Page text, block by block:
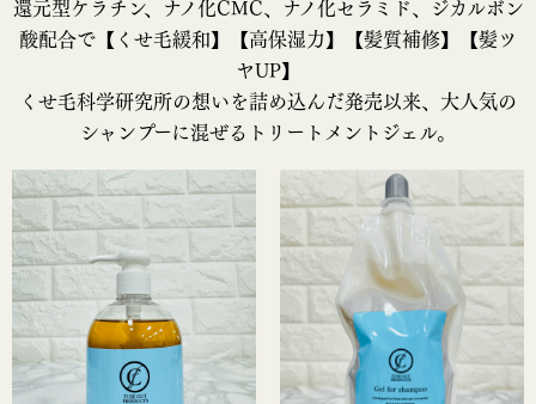
還元型ケラチン、ナノ化CMC、ナノ化セラミド、ジカルボン
酸配合で【くせ毛緩和】【高保湿力】【髪質補修】【髪ツ
ヤUP】
くせ毛科学研究所の想いを詰め込んだ発売以来、大人気の
シャンプーに混ぜるトリートメントジェル。